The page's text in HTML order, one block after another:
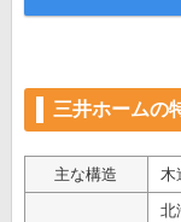
三井ホームの
主な構造 木
北